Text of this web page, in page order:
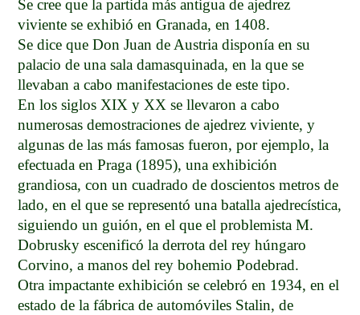
Se cree que la partida más antigua de ajedrez
viviente se exhibió en Granada, en 1408.
Se dice que Don Juan de Austria disponía en su
palacio de una sala damasquinada, en la que se
llevaban a cabo manifestaciones de este tipo.
En los siglos XIX y XX se llevaron a cabo
numerosas demostraciones de ajedrez viviente, y
algunas de las más famosas fueron, por ejemplo, la
efectuada en Praga (1895), una exhibición
grandiosa, con un cuadrado de doscientos metros de
lado, en el que se representó una batalla ajedrecística,
siguiendo un guión, en el que el problemista M.
Dobrusky escenificó la derrota del rey húngaro
Corvino, a manos del rey bohemio Podebrad.
Otra impactante exhibición se celebró en 1934, en el
estado de la fábrica de automóviles Stalin, de